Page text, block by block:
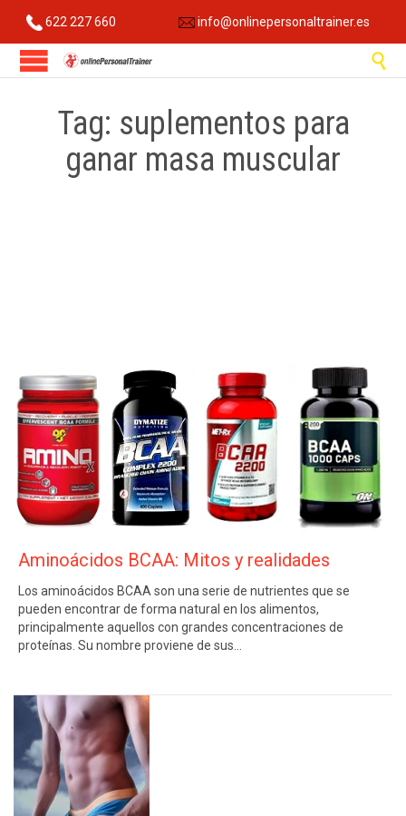
622 227 660 info@onlinepersonaltrainer.es

Tag: suplementos para
ganar masa muscular
Aminoácidos BCAA: Mitos y realidades
Los aminoácidos BCAA son una serie de nutrientes que se
pueden encontrar de forma natural en los alimentos,
principalmente aquellos con grandes concentraciones de
proteínas. Su nombre proviene de sus…